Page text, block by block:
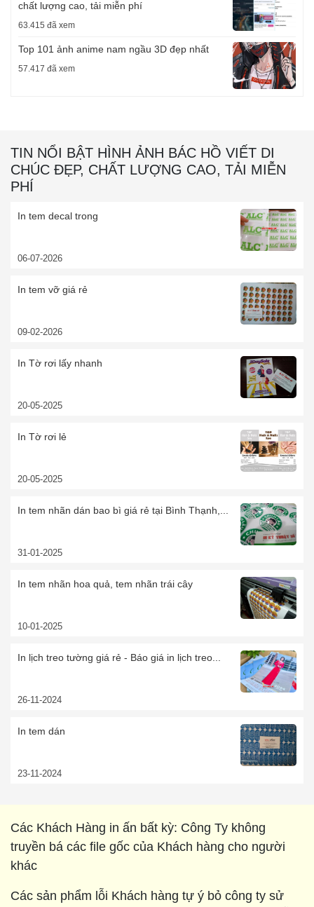
chất lượng cao, tải miễn phí
63.415 đã xem
Top 101 ảnh anime nam ngầu 3D đẹp nhất
57.417 đã xem
TIN NỔI BẬT HÌNH ẢNH BÁC HỒ VIẾT DI
CHÚC ĐẸP, CHẤT LƯỢNG CAO, TẢI MIỄN
PHÍ
In tem decal trong
06-07-2026
In tem vỡ giá rẻ
09-02-2026
In Tờ rơi lấy nhanh
20-05-2025
In Tờ rơi lẻ
20-05-2025
In tem nhãn dán bao bì giá rẻ tại Bình Thạnh,...
31-01-2025
In tem nhãn hoa quả, tem nhãn trái cây
10-01-2025
In lịch treo tường giá rẻ - Báo giá in lịch treo...
26-11-2024
In tem dán
23-11-2024
Các Khách Hàng in ấn bất kỳ: Công Ty không
truyền bá các file gốc của Khách hàng cho người
khác
Các sản phẩm lỗi Khách hàng tự ý bỏ công ty sử